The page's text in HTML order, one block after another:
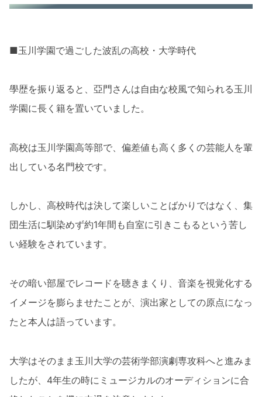
■玉川学園で過ごした波乱の高校・大学時代
學歴を振り返ると、亞門さんは自由な校風で知られる玉川
学園に長く籍を置いていました。
高校は玉川学園高等部で、偏差値も高く多くの芸能人を輩
出している名門校です。
しかし、高校時代は決して楽しいことばかりではなく、集
団生活に馴染めず約1年間も自室に引きこもるという苦し
い経験をされています。
その暗い部屋でレコードを聴きまくり、音楽を視覚化する
イメージを膨らませたことが、演出家としての原点になっ
たと本人は語っています。
大学はそのまま玉川大学の芸術学部演劇専攻科へと進みま
したが、4年生の時にミュージカルのオーディションに合